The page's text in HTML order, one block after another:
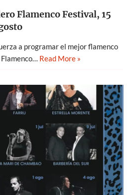
Flamenco Festival, 15
a programar el mejor flamenco
Read More »